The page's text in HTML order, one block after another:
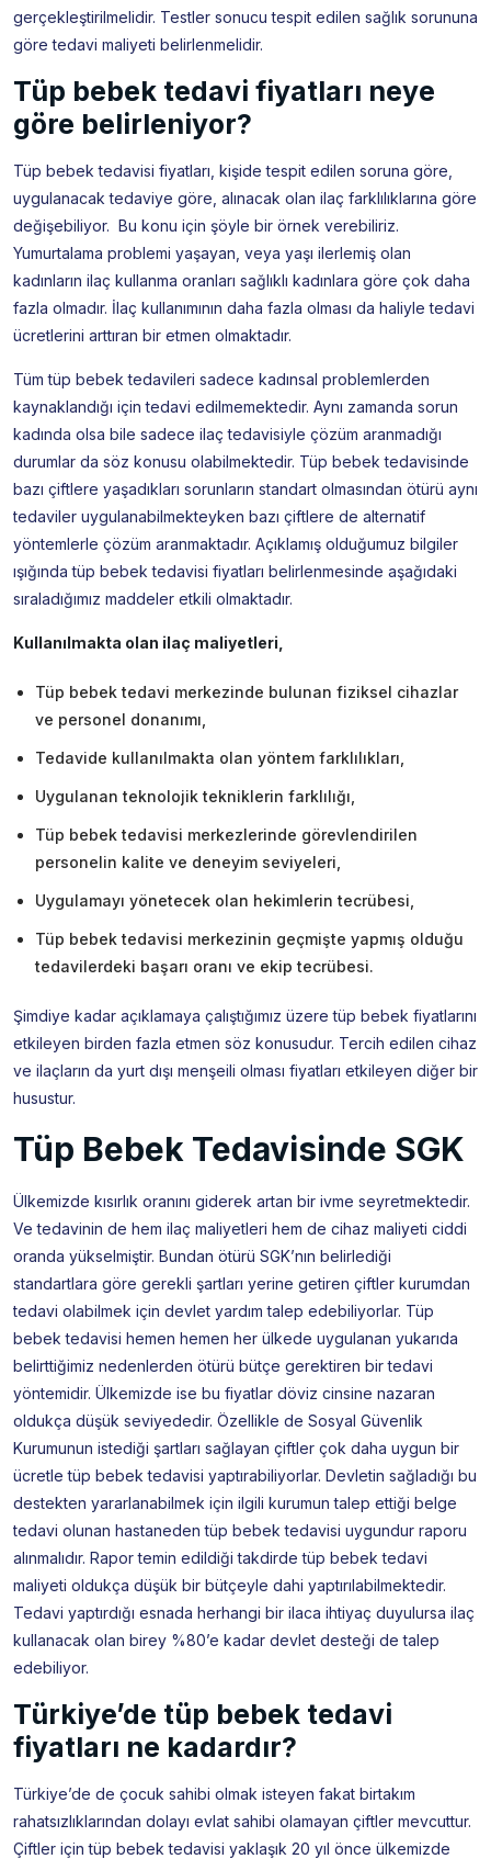
gerçekleştirilmelidir. Testler sonucu tespit edilen sağlık sorununa
göre tedavi maliyeti belirlenmelidir.
Tüp bebek tedavi fiyatları neye
göre belirleniyor?
Tüp bebek tedavisi fiyatları, kişide tespit edilen soruna göre,
uygulanacak tedaviye göre, alınacak olan ilaç farklılıklarına göre
değişebiliyor. Bu konu için şöyle bir örnek verebiliriz.
Yumurtalama problemi yaşayan, veya yaşı ilerlemiş olan
kadınların ilaç kullanma oranları sağlıklı kadınlara göre çok daha
fazla olmadır. İlaç kullanımının daha fazla olması da haliyle tedavi
ücretlerini arttıran bir etmen olmaktadır.
Tüm tüp bebek tedavileri sadece kadınsal problemlerden
kaynaklandığı için tedavi edilmemektedir. Aynı zamanda sorun
kadında olsa bile sadece ilaç tedavisiyle çözüm aranmadığı
durumlar da söz konusu olabilmektedir. Tüp bebek tedavisinde
bazı çiftlere yaşadıkları sorunların standart olmasından ötürü aynı
tedaviler uygulanabilmekteyken bazı çiftlere de alternatif
yöntemlerle çözüm aranmaktadır. Açıklamış olduğumuz bilgiler
ışığında tüp bebek tedavisi fiyatları belirlenmesinde aşağıdaki
sıraladığımız maddeler etkili olmaktadır.
Kullanılmakta olan ilaç maliyetleri,
Tüp bebek tedavi merkezinde bulunan fiziksel cihazlar
ve personel donanımı,
Tedavide kullanılmakta olan yöntem farklılıkları,
Uygulanan teknolojik tekniklerin farklılığı,
Tüp bebek tedavisi merkezlerinde görevlendirilen
personelin kalite ve deneyim seviyeleri,
Uygulamayı yönetecek olan hekimlerin tecrübesi,
Tüp bebek tedavisi merkezinin geçmişte yapmış olduğu
tedavilerdeki başarı oranı ve ekip tecrübesi.
Şimdiye kadar açıklamaya çalıştığımız üzere tüp bebek fiyatlarını
etkileyen birden fazla etmen söz konusudur. Tercih edilen cihaz
ve ilaçların da yurt dışı menşeili olması fiyatları etkileyen diğer bir
husustur.
Tüp Bebek Tedavisinde SGK
Ülkemizde kısırlık oranını giderek artan bir ivme seyretmektedir.
Ve tedavinin de hem ilaç maliyetleri hem de cihaz maliyeti ciddi
oranda yükselmiştir. Bundan ötürü SGK’nın belirlediği
standartlara göre gerekli şartları yerine getiren çiftler kurumdan
tedavi olabilmek için devlet yardım talep edebiliyorlar. Tüp
bebek tedavisi hemen hemen her ülkede uygulanan yukarıda
belirttiğimiz nedenlerden ötürü bütçe gerektiren bir tedavi
yöntemidir. Ülkemizde ise bu fiyatlar döviz cinsine nazaran
oldukça düşük seviyededir. Özellikle de Sosyal Güvenlik
Kurumunun istediği şartları sağlayan çiftler çok daha uygun bir
ücretle tüp bebek tedavisi yaptırabiliyorlar. Devletin sağladığı bu
destekten yararlanabilmek için ilgili kurumun talep ettiği belge
tedavi olunan hastaneden tüp bebek tedavisi uygundur raporu
alınmalıdır. Rapor temin edildiği takdirde tüp bebek tedavi
maliyeti oldukça düşük bir bütçeyle dahi yaptırılabilmektedir.
Tedavi yaptırdığı esnada herhangi bir ilaca ihtiyaç duyulursa ilaç
kullanacak olan birey %80’e kadar devlet desteği de talep
edebiliyor.
Türkiye’de tüp bebek tedavi
fiyatları ne kadardır?
Türkiye’de de çocuk sahibi olmak isteyen fakat birtakım
rahatsızlıklarından dolayı evlat sahibi olamayan çiftler mevcuttur.
Çiftler için tüp bebek tedavisi yaklaşık 20 yıl önce ülkemizde